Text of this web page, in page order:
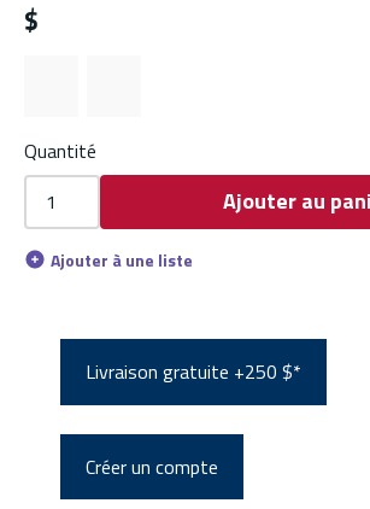
$
Quantité
Ajouter au
Ajouter à une liste
Livraison gratuite +250 $*
Créer un compte